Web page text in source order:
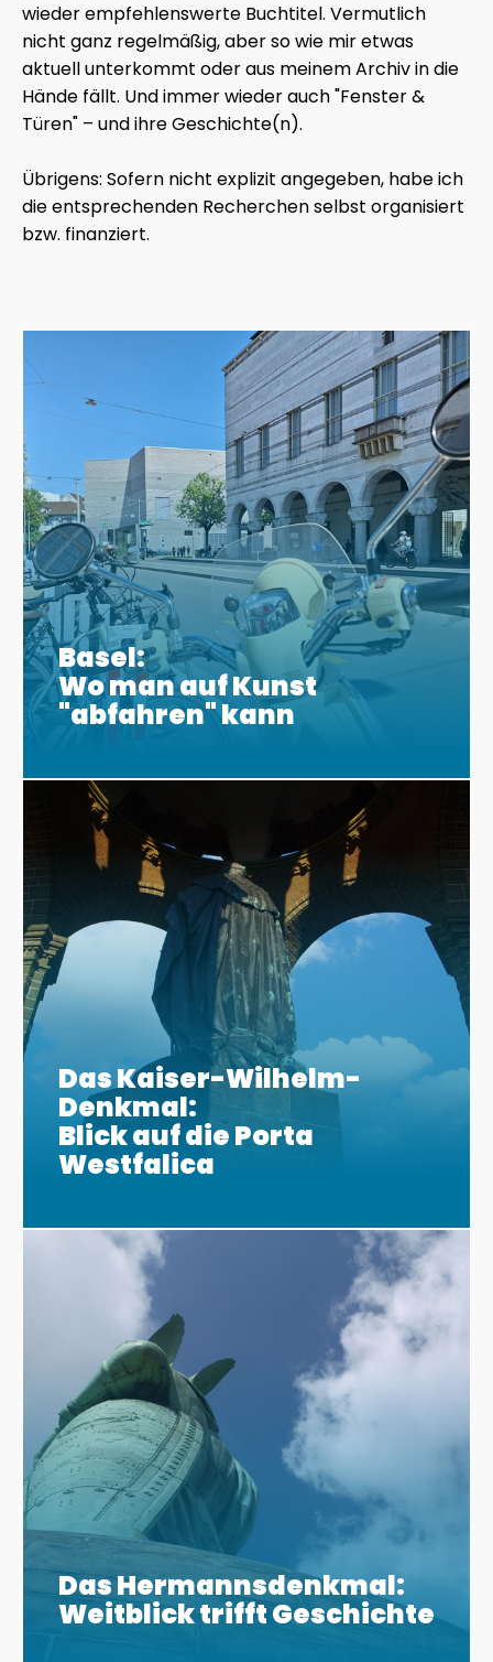
wieder empfehlenswerte Buchtitel. Vermutlich
nicht ganz regelmäßig, aber so wie mir etwas
aktuell unterkommt oder aus meinem Archiv in die
Hände fällt. Und immer wieder auch "Fenster &
Türen" – und ihre Geschichte(n).
Übrigens: Sofern nicht explizit angegeben, habe ich
die entsprechenden Recherchen selbst organisiert
bzw. finanziert.
Basel:
Wo man auf Kunst
"abfahren" kann
Das Kaiser-Wilhelm-
Denkmal:
Blick auf die Porta
Westfalica
Das Hermannsdenkmal:
Weitblick trifft Geschichte